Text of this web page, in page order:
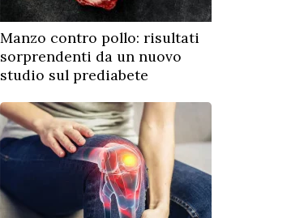
Manzo contro pollo: risultati
sorprendenti da un nuovo
studio sul prediabete